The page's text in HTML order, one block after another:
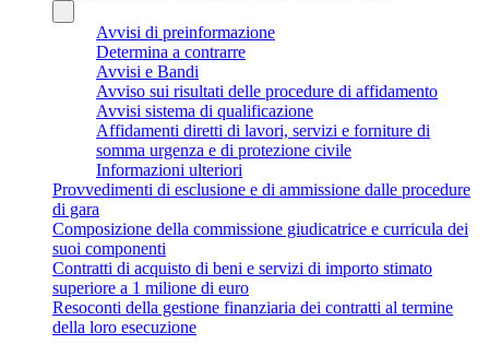
Avvisi di preinformazione
Determina a contrarre
Avvisi e Bandi
Avviso sui risultati delle procedure di affidamento
Avvisi sistema di qualificazione
Affidamenti diretti di lavori, servizi e forniture di
somma urgenza e di protezione civile
Informazioni ulteriori
Provvedimenti di esclusione e di ammissione dalle procedure
di gara
Composizione della commissione giudicatrice e curricula dei
suoi componenti
Contratti di acquisto di beni e servizi di importo stimato
superiore a 1 milione di euro
Resoconti della gestione finanziaria dei contratti al termine
della loro esecuzione